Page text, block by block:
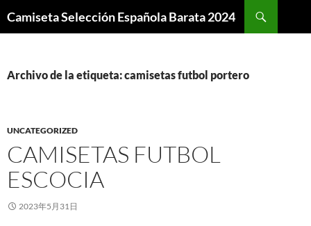
Camiseta Selección Española Barata 2024
Archivo de la etiqueta: camisetas futbol portero
UNCATEGORIZED
CAMISETAS FUTBOL
ESCOCIA
2023年5月31日